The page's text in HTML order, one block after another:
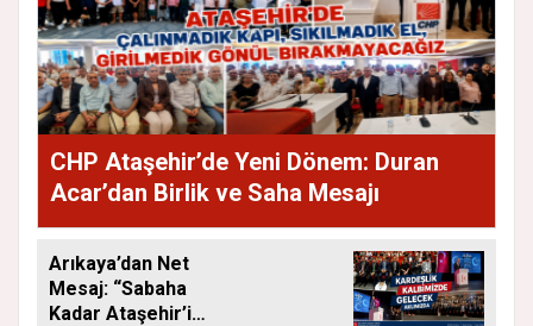
CHP Ataşehir’de Yeni Dönem: Duran
Acar’dan Birlik ve Saha Mesajı
Arıkaya’dan Net
Mesaj: “Sabaha
Kadar Ataşehir’i